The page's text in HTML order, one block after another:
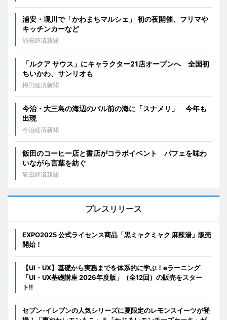
浦安・境川で「かわまちマルシェ」 初の夜開催、フリマや
キッチンカーなど
浦安経済新聞
「ルクア サウス」にキャラクター21店オープンへ 全国初
ちいかわ、サンリオも
梅田経済新聞
今治・大三島の海辺のバル前の海に「スナメリ」 今年も
出現
今治経済新聞
飯田のコーヒー店と書店がコラボイベント パフェを味わ
いながら言葉を紡ぐ
飯田経済新聞
プレスリリース
EXPO2025 公式ライセンス商品「黒ミャクミャク 麻辣湯」販売
開始！
【UI・UX】基礎から実務までを体系的に学ぶ！eラーニング
「UI・UX基礎講座 2026年度版」（全12回）の販売をスター
ト!!
セブン‐イレブンの人気シリーズに夏限定のレモンスイーツが登